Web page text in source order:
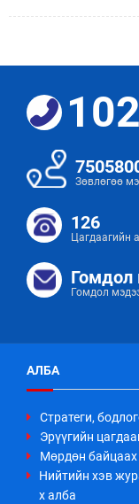
102
Зөвлөгөө
126
Цагдаагийн
Гомдол
Гомдол
АЛБА
Стратеги,
Эрүүгийн
Мөрдөн байцаах
Нийтийн хэв
х алба